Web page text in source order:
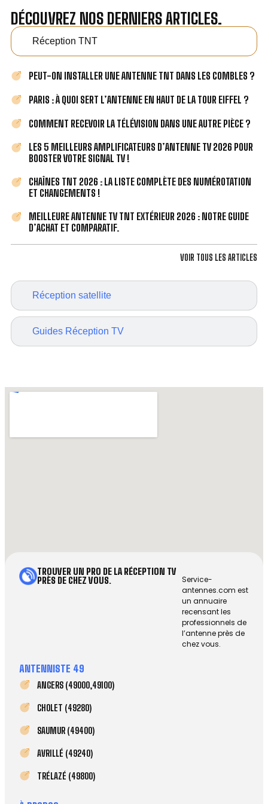
DÉCOUVREZ NOS DERNIERS ARTICLES.
Réception TNT
Réception satellite
Guides Réception TV
PEUT-ON INSTALLER UNE ANTENNE TNT DANS LES COMBLES ?
PARIS : À QUOI SERT L’ANTENNE EN HAUT DE LA TOUR EIFFEL ?
COMMENT RECEVOIR LA TÉLÉVISION DANS UNE AUTRE PIÈCE ?
LES 5 MEILLEURS AMPLIFICATEURS D’ANTENNE TV 2026 POUR
BOOSTER VOTRE SIGNAL TV !
CHAÎNES TNT 2026 : LA LISTE COMPLÈTE DES NUMÉROTATION
ET CHANGEMENTS !
MEILLEURE ANTENNE TV TNT EXTÉRIEUR 2026 : NOTRE GUIDE
D’ACHAT ET COMPARATIF.
VOIR TOUS LES ARTICLES
TROUVER UN PRO DE LA RÉCEPTION TV
PRÈS DE CHEZ VOUS.
Service-
antennes.com est
un annuaire
recensant les
professionnels de
l’antenne près de
chez vous.
ANTENNISTE 49
ANGERS (49000,49100)
CHOLET (49280)
SAUMUR (49400)
AVRILLÉ (49240)
TRÉLAZÉ (49800)